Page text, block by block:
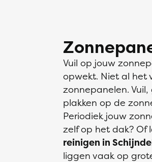
Vuil op jouw
opwekt. Niet al het
zonnepanelen.
plakken op de
Periodiek jouw
zelf op het dak? Of
reinigen in
liggen vaak op